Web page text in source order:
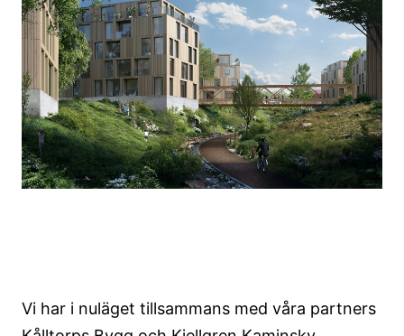
Vi har i nuläget tillsammans med våra partners